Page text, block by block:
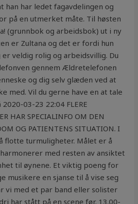
han har ledet fagavdelingen og
på en utmerket måte. Til høsten
(grunnbok og arbeidsbok) ut i ny
er Zultana og det er fordi hun
veldig rolig og arbeidsvillig. Du
gennem Ældretelefonen
og dig selv glæden ved at
med. Vil du gerne have en at tale
03-23 22:04 FLERE
HAR SPECIALINFO OM DEN
OG PATIENTENS SITUATION. I
flotte turmuligheter. Målet er å
med resten av ansiktet
til øynene. Et viktig poeng for
musikere en sjanse til å vise seg
vi med et par band eller solister
har stått på en scene før. 13.00-